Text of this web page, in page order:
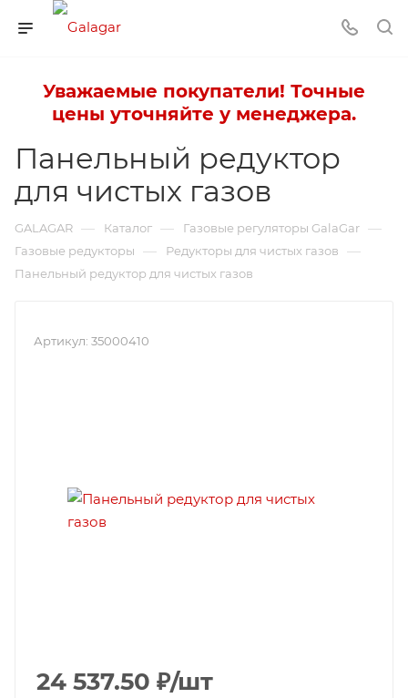
Уважаемые покупатели! Точные
цены уточняйте у менеджера.
Панельный редуктор
для чистых газов
GALAGAR — Каталог — Газовые регуляторы GalaGar —
Газовые редукторы — Редукторы для чистых газов —
Панельный редуктор для чистых газов
Артикул: 35000410
24 537.50 ₽/шт